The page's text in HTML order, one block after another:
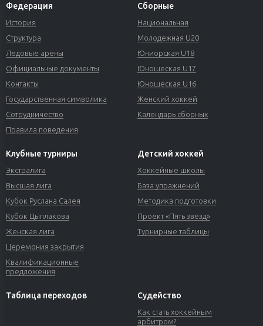
Федерация
История
Структура
Ледовые арены
Официальные документы
Контакты
Государственная символика
Сотрудничество
Правила поведения
Сборные
Национальная
Молодежная U20
Юниорская U18
Юношеская U17
Юношеская U16
Женский хоккей
Календарь сборных
Клубные турниры
Экстралига
Высшая лига
Кубок Руслана Салея
Кубок Цыплакова
Женская лига
Церемония закрытия
Квалификационные
предложения
Детский хоккей
Хоккейные школы
База упражнений
Методика подготовки
Проект «Пять звезд»
Турнирные таблицы
Таблица переходов Судейство
Как стать хоккейным
арбитром?